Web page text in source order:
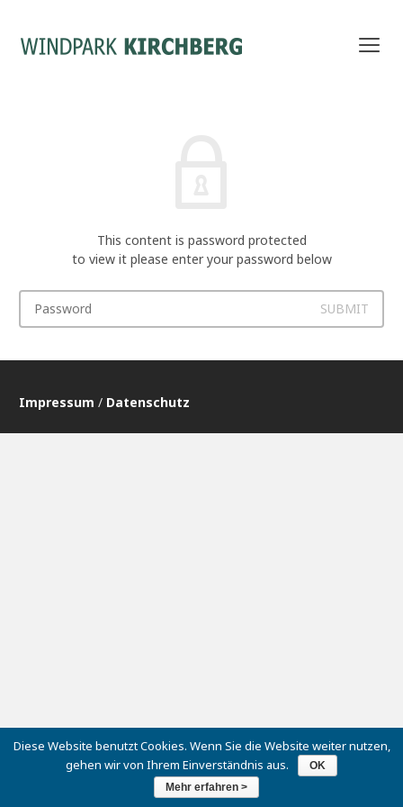
This content is password protected
to view it please enter your password below
Impressum / Datenschutz
Diese Website benutzt Cookies. Wenn Sie die Website weiter nutzen,
gehen wir von Ihrem Einverständnis aus.
OK
Mehr erfahren >